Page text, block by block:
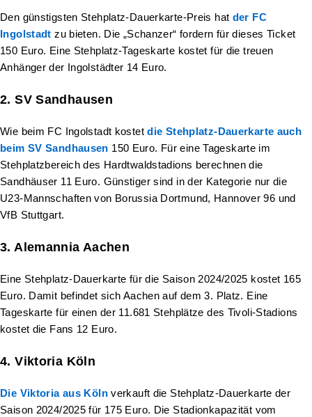
Den günstigsten Stehplatz-Dauerkarte-Preis hat der FC
Ingolstadt zu bieten. Die „Schanzer“ fordern für dieses Ticket
150 Euro. Eine Stehplatz-Tageskarte kostet für die treuen
Anhänger der Ingolstädter 14 Euro.
2. SV Sandhausen
Wie beim FC Ingolstadt kostetdie Stehplatz-Dauerkarte auch
beim SV Sandhausen 150 Euro. Für eine Tageskarte im
Stehplatzbereich des Hardtwaldstadions berechnen die
Sandhäuser 11 Euro. Günstiger sind in der Kategorie nur die
U23-Mannschaften von Borussia Dortmund, Hannover 96 und
VfB Stuttgart.
3. Alemannia Aachen
Eine Stehplatz-Dauerkarte für die Saison 2024/2025 kostet 165
Euro. Damit befindet sich Aachen auf dem 3. Platz. Eine
Tageskarte für einen der 11.681 Stehplätze des Tivoli-Stadions
kostet die Fans 12 Euro.
4. Viktoria Köln
Die Viktoria aus Kölnverkauft die Stehplatz-Dauerkarte der
Saison 2024/2025 für 175 Euro. Die Stadionkapazität vom